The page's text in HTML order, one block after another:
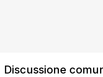
Discussione